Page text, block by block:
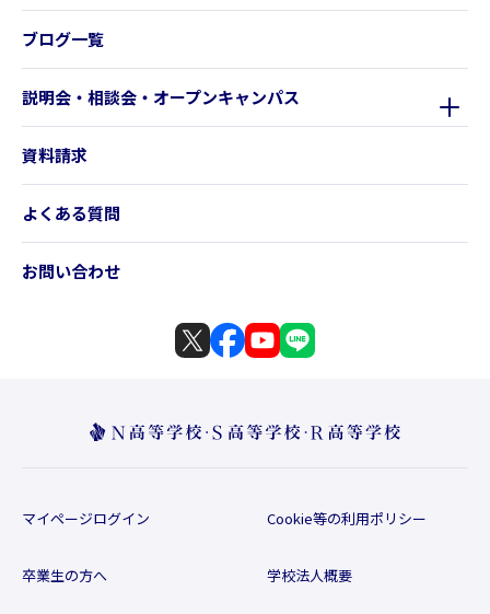
ブログ一覧
説明会・相談会・オープンキャンパス
資料請求
よくある質問
お問い合わせ
マイページログイン
卒業生の方へ
Cookie等の利用ポリシー
学校法人概要